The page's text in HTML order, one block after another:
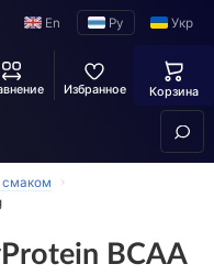
Укр
Ру
En
Избранное Корзина
смаком
BCAA